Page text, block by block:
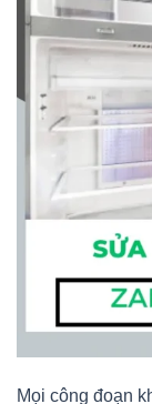
Mọi công đoạn